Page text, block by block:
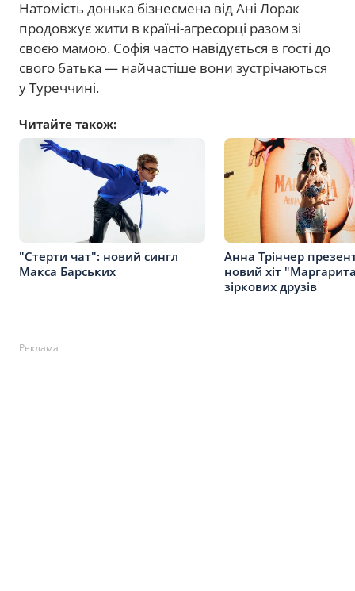
Натомість донька бізнесмена від Ані Лорак
продовжує жити в країні-агресорці разом зі
своєю мамою. Софія часто навідується в гості до
свого батька — найчастіше вони зустрічаються
у Туреччині.
Читайте також:
"Стерти чат": новий сингл
Макса Барських
Анна Трінчер
новий хіт
зіркових друзів
Реклама